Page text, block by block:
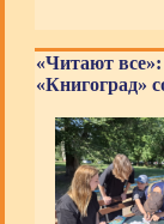
«Читают
«Книгоград»